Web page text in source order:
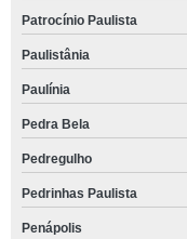
Patrocínio Paulista
Paulistânia
Paulínia
Pedra Bela
Pedregulho
Pedrinhas Paulista
Penápolis